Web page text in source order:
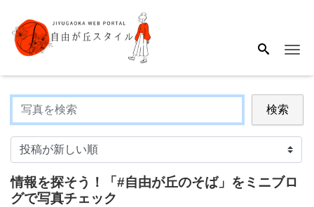
検索
情報を探そう！ 「#自由が丘のそば」 をミニブロ
グで写真チェック